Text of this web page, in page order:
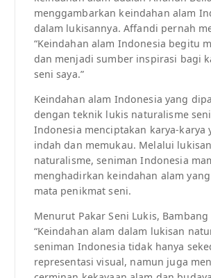
menggambarkan keindahan alam
dalam lukisannya. Affandi pernah
“Keindahan alam Indonesia begitu
dan menjadi sumber inspirasi bagi
seni saya.”
Keindahan alam Indonesia yang
dengan teknik lukis naturalisme
Indonesia menciptakan karya-karya
indah dan memukau. Melalui
naturalisme, seniman Indonesia
menghadirkan keindahan alam
mata penikmat seni.
Menurut Pakar Seni Lukis, Bambang
“Keindahan alam dalam lukisan
seniman Indonesia tidak hanya
representasi visual, namun juga